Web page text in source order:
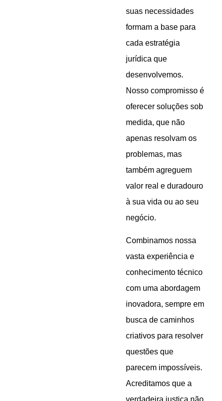
suas necessidades
formam a base para
cada estratégia
jurídica que
desenvolvemos.
Nosso compromisso é
oferecer soluções sob
medida, que não
apenas resolvam os
problemas, mas
também agreguem
valor real e duradouro
à sua vida ou ao seu
negócio.
Combinamos nossa
vasta experiência e
conhecimento técnico
com uma abordagem
inovadora, sempre em
busca de caminhos
criativos para resolver
questões que
parecem impossíveis.
Acreditamos que a